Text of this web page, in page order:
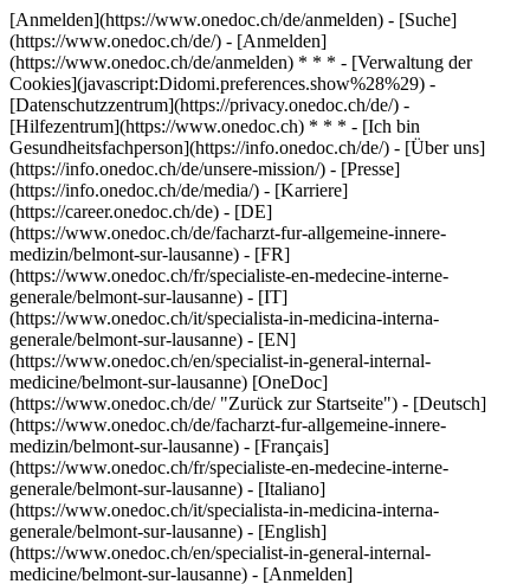
[Anmelden](https://www.onedoc.ch/de/anmelden) - [Suche]
(https://www.onedoc.ch/de/) - [Anmelden]
(https://www.onedoc.ch/de/anmelden) * * * - [Verwaltung der
Cookies](javascript:Didomi.preferences.show%28%29) -
[Datenschutzzentrum](https://privacy.onedoc.ch/de/) -
[Hilfezentrum](https://www.onedoc.ch) * * * - [Ich bin
Gesundheitsfachperson](https://info.onedoc.ch/de/) - [Über uns]
(https://info.onedoc.ch/de/unsere-mission/) - [Presse]
(https://info.onedoc.ch/de/media/) - [Karriere]
(https://career.onedoc.ch/de) - [DE]
(https://www.onedoc.ch/de/facharzt-fur-allgemeine-innere-
medizin/belmont-sur-lausanne) - [FR]
(https://www.onedoc.ch/fr/specialiste-en-medecine-interne-
generale/belmont-sur-lausanne) - [IT]
(https://www.onedoc.ch/it/specialista-in-medicina-interna-
generale/belmont-sur-lausanne) - [EN]
(https://www.onedoc.ch/en/specialist-in-general-internal-
medicine/belmont-sur-lausanne) [OneDoc]
(https://www.onedoc.ch/de/ "Zurück zur Startseite") - [Deutsch]
(https://www.onedoc.ch/de/facharzt-fur-allgemeine-innere-
medizin/belmont-sur-lausanne) - [Français]
(https://www.onedoc.ch/fr/specialiste-en-medecine-interne-
generale/belmont-sur-lausanne) - [Italiano]
(https://www.onedoc.ch/it/specialista-in-medicina-interna-
generale/belmont-sur-lausanne) - [English]
(https://www.onedoc.ch/en/specialist-in-general-internal-
medicine/belmont-sur-lausanne) - [Anmelden]